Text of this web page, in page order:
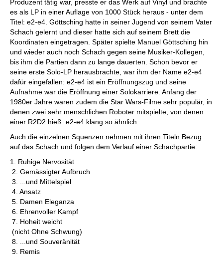
Produzent tätig war, presste er das Werk auf Vinyl und brachte
es als LP in einer Auflage von 1000 Stück heraus - unter dem
Titel: e2-e4. Göttsching hatte in seiner Jugend von seinem Vater
Schach gelernt und dieser hatte sich auf seinem Brett die
Koordinaten eingetragen. Später spielte Manuel Göttsching hin
und wieder auch noch Schach gegen seine Musiker-Kollegen,
bis ihm die Partien dann zu lange dauerten. Schon bevor er
seine erste Solo-LP herausbrachte, war ihm der Name e2-e4
dafür eingefallen: e2-e4 ist ein Eröffnungszug und seine
Aufnahme war die Eröffnung einer Solokarriere. Anfang der
1980er Jahre waren zudem die Star Wars-Filme sehr populär, in
denen zwei sehr menschlichen Roboter mitspielte, von denen
einer R2D2 hieß. e2-e4 klang so ähnlich.
Auch die einzelnen Squenzen nehmen mit ihren Titeln Bezug
auf das Schach und folgen dem Verlauf einer Schachpartie:
1. Ruhige Nervosität
2. Gemässigter Aufbruch
3. ...und Mittelspiel
4. Ansatz
5. Damen Eleganza
6. Ehrenvoller Kampf
7. Hoheit weicht
(nicht Ohne Schwung)
8. ...und Souveränität
9. Remis